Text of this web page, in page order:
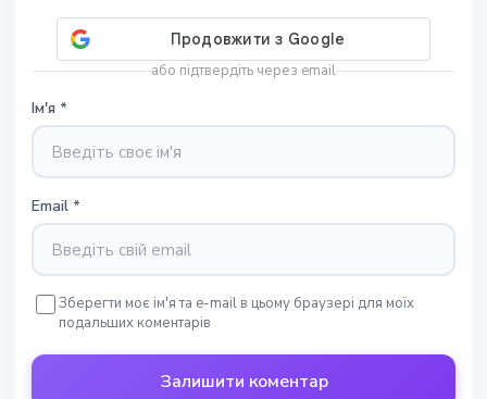
або підтвердіть через email
Ім'я *
Email *
Зберегти моє ім'я та e-mail в цьому браузері для моїх
подальших коментарів
Залишити коментар